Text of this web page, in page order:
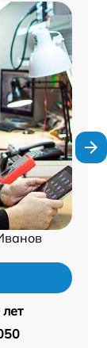
лет